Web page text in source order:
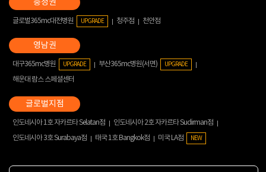
글로벌365mc대전병원 UPGRADE 청주점 천안점
대구365mc병원 UPGRADE 부산365mc병원(서면) UPGRADE
해운대 람스 스페셜센터
인도네시아 1호 자카르타 Selatan점
인도네시아 2호 자카르타 Sudirman점
인도네시아 3호 Surabaya점
태국 1호 Bangkok점 미국 LA점 NEW